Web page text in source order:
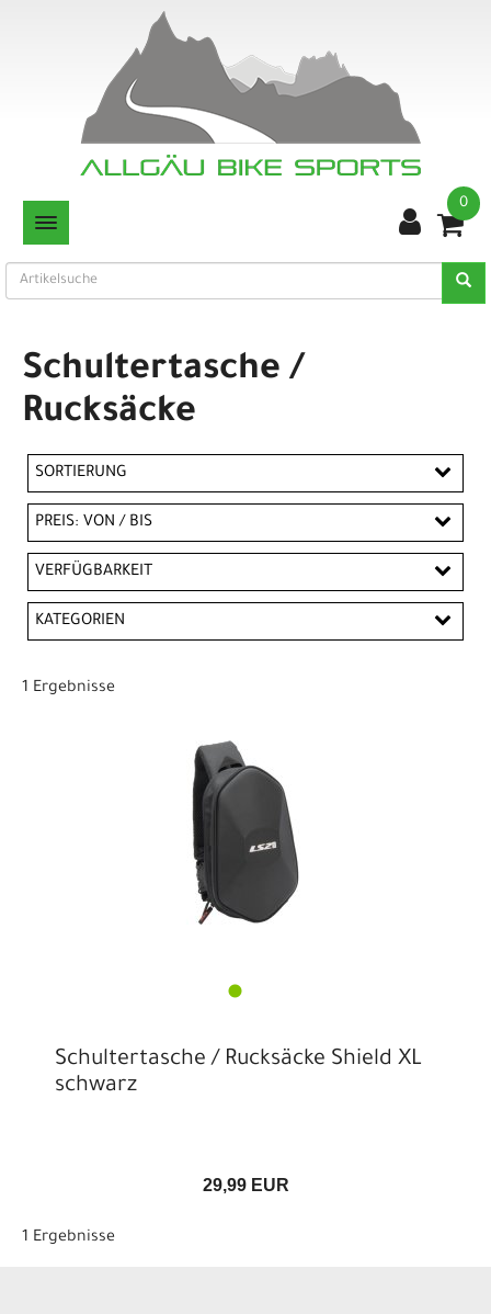
TOGGLE NAVIGATION
0
Schultertasche /
Rucksäcke
SORTIERUNG
PREIS: VON / BIS
EUR
VERFÜGBARKEIT
KATEGORIEN
1 Ergebnisse
Schultertasche / Rucksäcke Shield XL
schwarz
29,99 EUR
1 Ergebnisse